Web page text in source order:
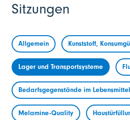
Sitzungen
Allgemein Kunststoff,
Lager und Transportsysteme
Bedarfsgegenstände im
Melamine-Quality